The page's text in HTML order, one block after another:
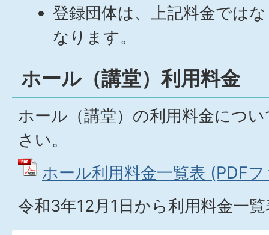
登録団体は、上記料金では
なります。
ホール（講堂）利用料金
ホール（講堂）の利用料金につ
さい。
ホール利用料金一覧表 (PDF
令和3年12月1日から利用料金一